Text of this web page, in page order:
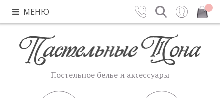
МЕНЮ Вход Закрыть
Постельное белье и аксессуары